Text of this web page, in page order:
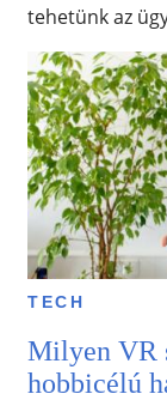
tehetünk az
TECH
Milyen VR
hobbicélú